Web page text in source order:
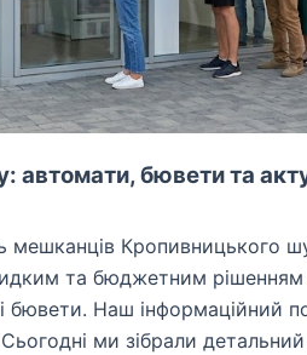
автомати, бювети та
мешканців Кропивницького
та бюджетним рішенням
бювети. Наш інформаційний
ми зібрали